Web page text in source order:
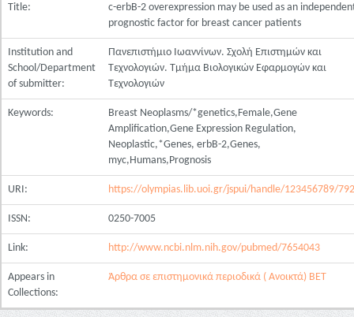
Title:
c-erbB-2 overexpression may be used as an
prognostic factor for breast cancer patients
Institution and
School/Department
of submitter:
Πανεπιστήμιο Ιωαννίνων. Σχολή Επιστημών και
Τεχνολογιών. Τμήμα Βιολογικών Εφαρμογών και
Τεχνολογιών
Keywords:
Breast Neoplasms/*genetics,Female,Gene
Amplification,Gene Expression Regulation,
Neoplastic,*Genes, erbB-2,Genes,
myc,Humans,Prognosis
URI: https://olympias.lib.uoi.gr/jspui/handle/123456789/
ISSN: 0250-7005
Link: http://www.ncbi.nlm.nih.gov/pubmed/7654043
Appears in
Collections:
Άρθρα σε επιστημονικά περιοδικά ( Ανοικτά) ΒΕΤ